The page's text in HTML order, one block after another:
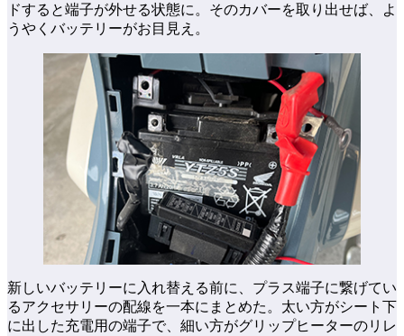
ドすると端子が外せる状態に。そのカバーを取り出せば、よ
うやくバッテリーがお目見え。
新しいバッテリーに入れ替える前に、プラス端子に繋げてい
るアクセサリーの配線を一本にまとめた。太い方がシート下
に出した充電用の端子で、細い方がグリップヒーターのリレ